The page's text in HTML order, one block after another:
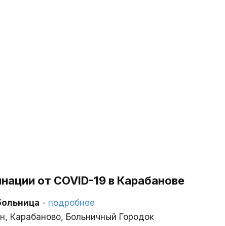
от COVID-19 в Карабанове
- подробнее
Карабаново, Больничный Городок